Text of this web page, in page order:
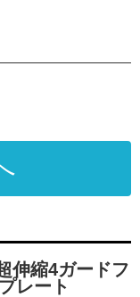
伸縮4ガードフ
レート